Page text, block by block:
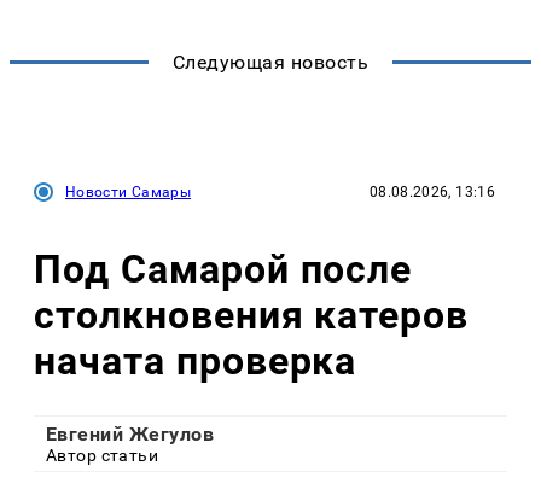
Следующая новость
Новости Самары 08.08.2026, 13:16
Под Самарой после
столкновения катеров
начата проверка
Евгений Жегулов
Автор статьи